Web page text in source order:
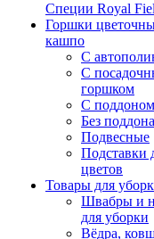
Специи Royal
Горшки
кашпо
С
С
горшком
С поддоном
Без поддона
Подвесные
Подставки
цветов
Товары для
Швабры и
для уборки
Вёдра,